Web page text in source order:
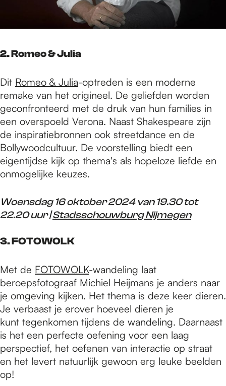
2. Romeo & Julia
Dit Romeo & Julia-optreden is een moderne
remake van het origineel. De geliefden worden
geconfronteerd met de druk van hun families in
een overspoeld Verona. Naast Shakespeare zijn
de inspiratiebronnen ook streetdance en de
Bollywoodcultuur. De voorstelling biedt een
eigentijdse kijk op thema's als hopeloze liefde en
onmogelijke keuzes.
Woensdag 16 oktober 2024 van 19.30 tot
22.20 uur |Stadsschouwburg Nijmegen
3. FOTOWOLK
Met de FOTOWOLK-wandeling laat
beroepsfotograaf Michiel Heijmans je anders naar
je omgeving kijken. Het thema is deze keer dieren.
Je verbaast je erover hoeveel dieren je
kunt tegenkomen tijdens de wandeling. Daarnaast
is het een perfecte oefening voor een laag
perspectief, het oefenen van interactie op straat
en het levert natuurlijk gewoon erg leuke beelden
op!